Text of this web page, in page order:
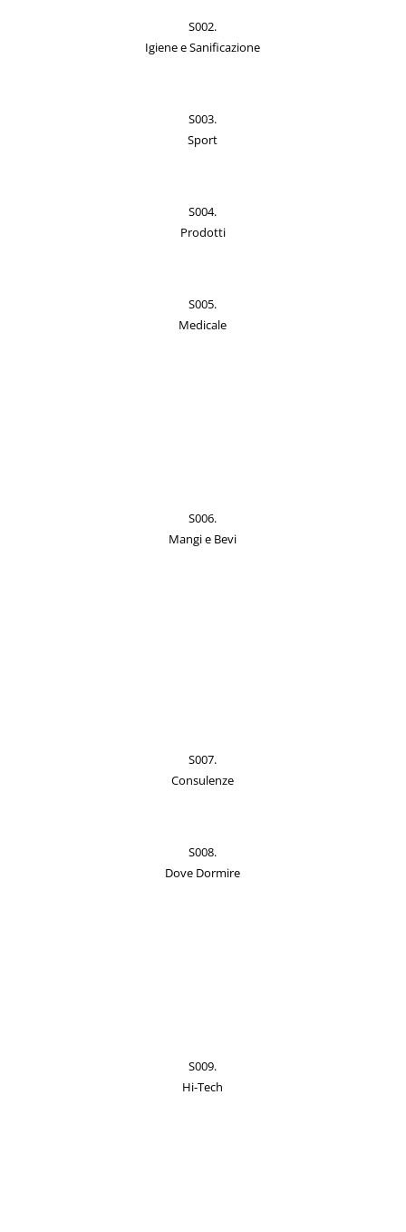
S002.
Igiene e Sanificazione
S003.
Sport
S004.
Prodotti
S005.
Medicale
S006.
Mangi e Bevi
S007.
Consulenze
S008.
Dove Dormire
S009.
Hi-Tech